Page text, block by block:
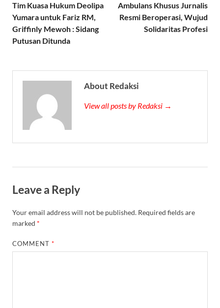
Tim Kuasa Hukum Deolipa
Yumara untuk Fariz RM,
Griffinly Mewoh : Sidang
Putusan Ditunda
Ambulans Khusus Jurnalis
Resmi Beroperasi, Wujud
Solidaritas Profesi
About Redaksi
View all posts by Redaksi →
Leave a Reply
Your email address will not be published. Required fields are
marked *
COMMENT*